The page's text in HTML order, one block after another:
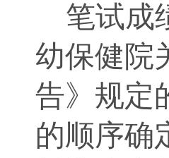
笔试成
幼保健院
告》规定
的顺序确